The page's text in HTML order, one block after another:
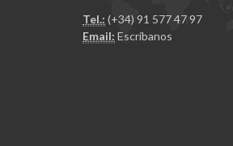
Tel.: (+34) 91 577 47 97
Email: Escríbanos